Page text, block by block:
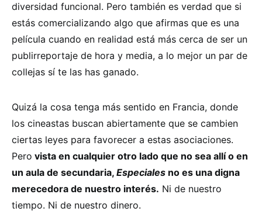
diversidad funcional. Pero también es verdad que si
estás comercializando algo que afirmas que es una
película cuando en realidad está más cerca de ser un
publirreportaje de hora y media, a lo mejor un par de
collejas sí te las has ganado.
Quizá la cosa tenga más sentido en Francia, donde
los cineastas buscan abiertamente que se cambien
ciertas leyes para favorecer a estas asociaciones.
Pero vista en cualquier otro lado que no sea allí o en
un aula de secundaria, Especiales no es una digna
merecedora de nuestro interés. Ni de nuestro
tiempo. Ni de nuestro dinero.